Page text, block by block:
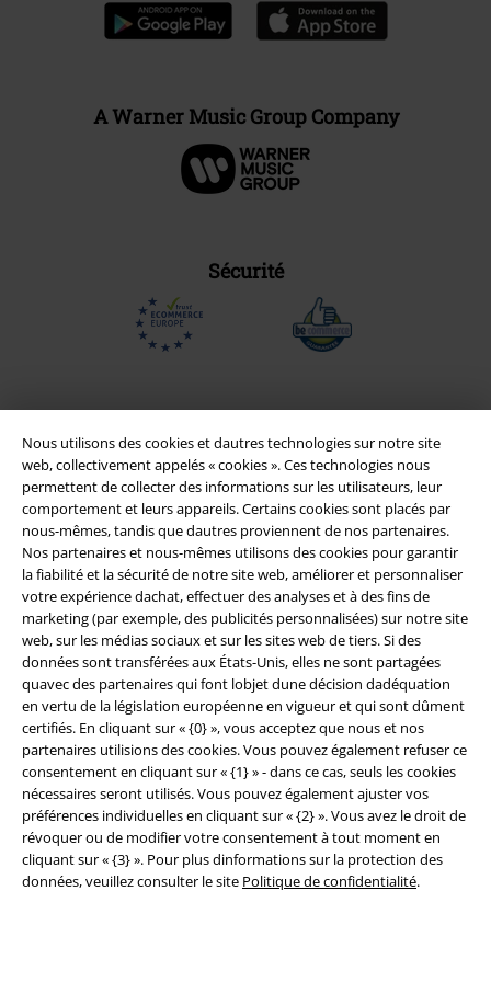
Nous utilisons des cookies et dautres technologies sur notre site
web, collectivement appelés « cookies ». Ces technologies nous
permettent de collecter des informations sur les utilisateurs, leur
comportement et leurs appareils. Certains cookies sont placés par
nous-mêmes, tandis que dautres proviennent de nos partenaires.
Nos partenaires et nous-mêmes utilisons des cookies pour garantir
la fiabilité et la sécurité de notre site web, améliorer et personnaliser
votre expérience dachat, effectuer des analyses et à des fins de
marketing (par exemple, des publicités personnalisées) sur notre site
web, sur les médias sociaux et sur les sites web de tiers. Si des
données sont transférées aux États-Unis, elles ne sont partagées
quavec des partenaires qui font lobjet dune décision dadéquation
en vertu de la législation européenne en vigueur et qui sont dûment
certifiés. En cliquant sur « {0} », vous acceptez que nous et nos
partenaires utilisions des cookies. Vous pouvez également refuser ce
consentement en cliquant sur « {1} » - dans ce cas, seuls les cookies
nécessaires seront utilisés. Vous pouvez également ajuster vos
préférences individuelles en cliquant sur « {2} ». Vous avez le droit de
révoquer ou de modifier votre consentement à tout moment en
cliquant sur « {3} ». Pour plus dinformations sur la protection des
données, veuillez consulter le site Politique de confidentialité.
A Warner Music Group Company
Sécurité
Légal
Conditions générales
Éditeur
Clauses de confidentialité
Élimination des déchets et protection de l'environnement
Déclaration de Conformité
Informations sur l'accessibilité